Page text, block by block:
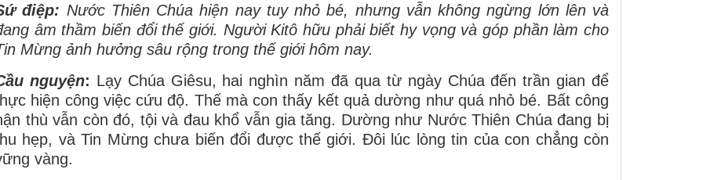
điệp: Nước Thiên Chúa hiện nay tuy nhỏ bé, nhưng vẫn không ngừng lớn lên và
âm thầm biến đổi thế giới. Người Kitô hữu phải biết hy vọng và góp phần làm cho
Mừng ảnh hưởng sâu rộng trong thế giới hôm nay.
nguyện: Lạy Chúa Giêsu, hai nghìn năm đã qua từ ngày Chúa đến trần gian để
hiện công việc cứu độ. Thế mà con thấy kết quả dường như quá nhỏ bé. Bất công
thù vẫn còn đó, tội và đau khổ vẫn gia tăng. Dường như Nước Thiên Chúa đang bị
hẹp, và Tin Mừng chưa biến đổi được thế giới. Đôi lúc lòng tin của con chẳng còn
vàng.